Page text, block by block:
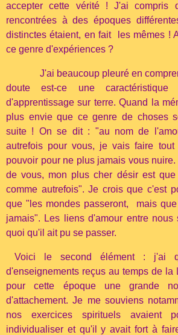
accepter cette vérité ! J'ai compris
rencontrées à des époques
distinctes étaient, en fait les mêmes !
ce genre d'expériences ?
J'ai beaucoup pleuré en
doute est-ce une
d'apprentissage sur terre. Quand la
plus envie que ce genre de choses
suite ! On se dit : "au nom de
autrefois pour vous, je vais faire
pouvoir pour ne plus jamais vous
de vous, mon plus cher désir est
comme autrefois". Je crois que c'est
que "les mondes passeront, mais
jamais". Les liens d'amour entre nous
quoi qu'il ait pu se passer.
Voici le second élément : j'ai
d'enseignements reçus au temps de la
pour cette époque une grande
d'attachement. Je me souviens
nos exercices spirituels avaient
individualiser et qu'il y avait fort à